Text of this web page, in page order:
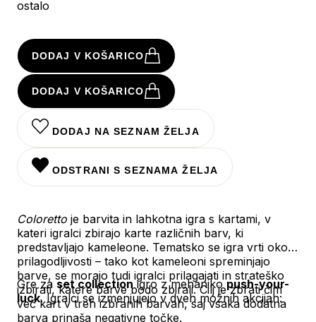
ostalo
DODAJ V KOŠARICO
DODAJ V KOŠARICO
DODAJ NA SEZNAM ŽELJA
ODSTRANI S SEZNAMA ŽELJA
Coloretto je barvita in lahkotna igra s kartami, v
kateri igralci zbirajo karte različnih barv, ki
predstavljajo kameleone. Tematsko se igra vrti okoli
prilagodljivosti – tako kot kameleoni spreminjajo
barve, se morajo tudi igralci prilagajati in strateško
izbirati, katere barve bodo zbirali. Cilj je zbrati čim
več kart v treh izbranih barvah, saj vsaka dodatna
barva prinaša negativne točke.
Gre zaset collectionigro z mehanikopush-your-
luck. Igralci se izmenjujejo v dveh možnih akcijah: